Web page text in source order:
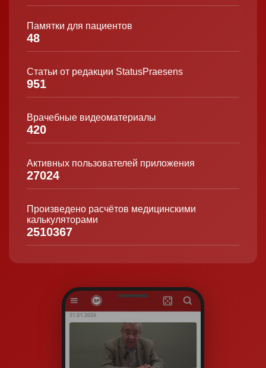
Памятки для пациентов
48
Статьи от редакции StatusPraesens
951
Врачебные видеоматериалы
420
Активных пользователей приложения
27024
Произведено расчётов медицинскими
калькуляторами
2510367